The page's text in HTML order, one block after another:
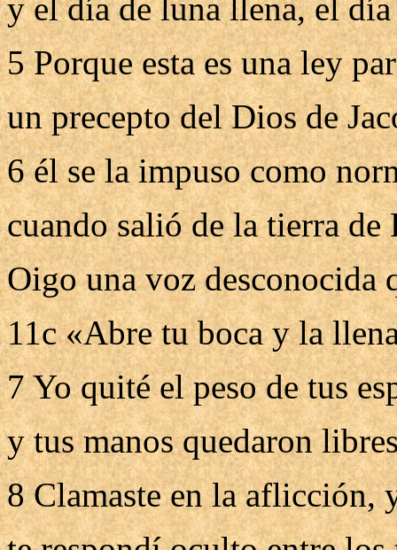
y el día de luna llena, el
5 Porque esta es una ley
un precepto del Dios de
6 él se la impuso como
cuando salió de la tierra de
Oigo una voz desconocida
11c «Abre tu boca y la
7 Yo quité el peso de tus
y tus manos quedaron
8 Clamaste en la aflicción,